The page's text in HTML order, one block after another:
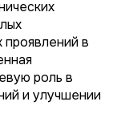
в
роль в
и улучшении